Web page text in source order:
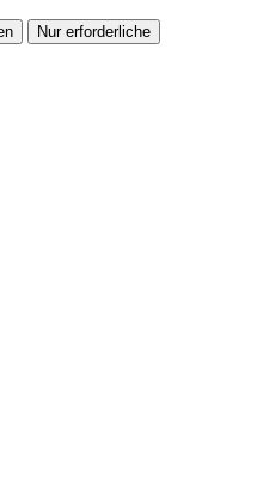
Nur erforderliche